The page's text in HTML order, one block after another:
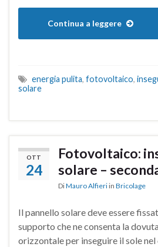
Continua a leggere
energia pulita, fotovoltaico,
solare
OTT
24
Fotovoltaico:
solare –
DiMauro Alfieri in Bricolage
Il pannello solare deve essere
supporto che ne consenta la
orizzontale per inseguire il sole